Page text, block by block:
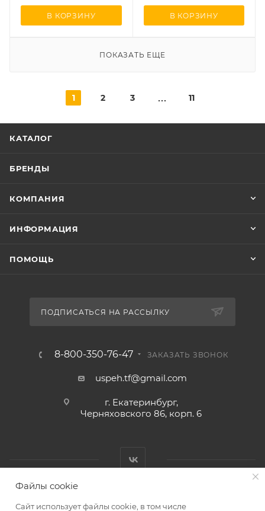
В КОРЗИНУ В КОРЗИНУ
ПОКАЗАТЬ ЕЩЕ
1 2 3 11
КАТАЛОГ
БРЕНДЫ
КОМПАНИЯ
ИНФОРМАЦИЯ
ПОМОЩЬ
ПОДПИСАТЬСЯ НА РАССЫЛКУ
8-800-350-76-47 ЗАКАЗАТЬ ЗВОНОК
uspeh.tf@gmail.com
г. Екатеринбург,
Черняховского 86, корп. 6​
2026 © ТД «Успех»
Файлы cookie
Сайт использует файлы cookie, в том числе